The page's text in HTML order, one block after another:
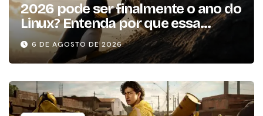
2026 pode ser finalmente o ano do
Linux? Entenda por que essa
previsão voltou à tona
6 DE AGOSTO DE 2026